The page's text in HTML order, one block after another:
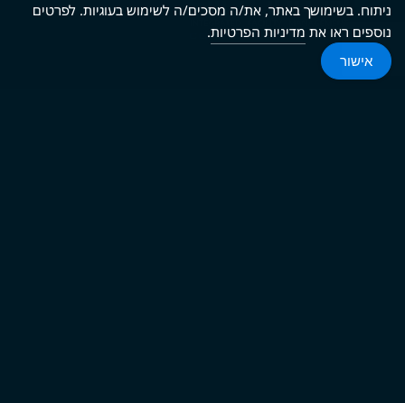
ניתוח. בשימושך באתר, את/ה מסכים/ה לשימוש בעוגיות. לפרטים
נוספים ראו את מדיניות הפרטיות.
אישור